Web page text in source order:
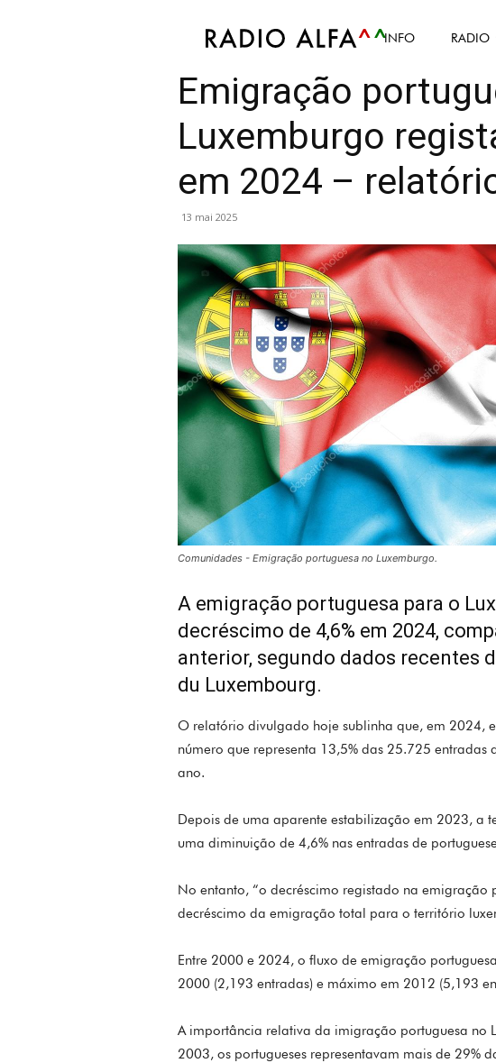
INFO RADIO
Info Article Mis en avant
Emigração
Luxemburgo
em 2024 –
13 mai 2025
Comunidades - Emigração portuguesa no Luxemburgo.
A emigração portuguesa para o
decréscimo de 4,6% em 2024,
anterior, segundo dados recentes
du Luxembourg.
O relatório divulgado hoje sublinha que, em 2024,
número que representa 13,5% das 25.725 entradas
ano.
Depois de uma aparente estabilização em 2023, a
uma diminuição de 4,6% nas entradas de
No entanto, “o decréscimo registado na
decréscimo da emigração total para o território
Entre 2000 e 2024, o fluxo de emigração
2000 (2,193 entradas) e máximo em 2012 (5,193
A importância relativa da imigração portuguesa no
2003, os portugueses representavam mais de 29%